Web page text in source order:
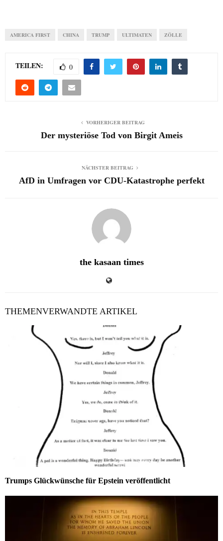
AMERICA FIRST CHINA TRUMP ULTIMATEN ZÖLLE
TEILEN: 0
VORHERIGER BEITRAG
Der mysteriöse Tod von Birgit Ameis
NÄCHSTER BEITRAG
AfD in Umfragen vor CDU-Katastrophe perfekt
the kasaan times
THEMENVERWANDTE ARTIKEL
Trumps Glückwünsche für Epstein veröffentlicht